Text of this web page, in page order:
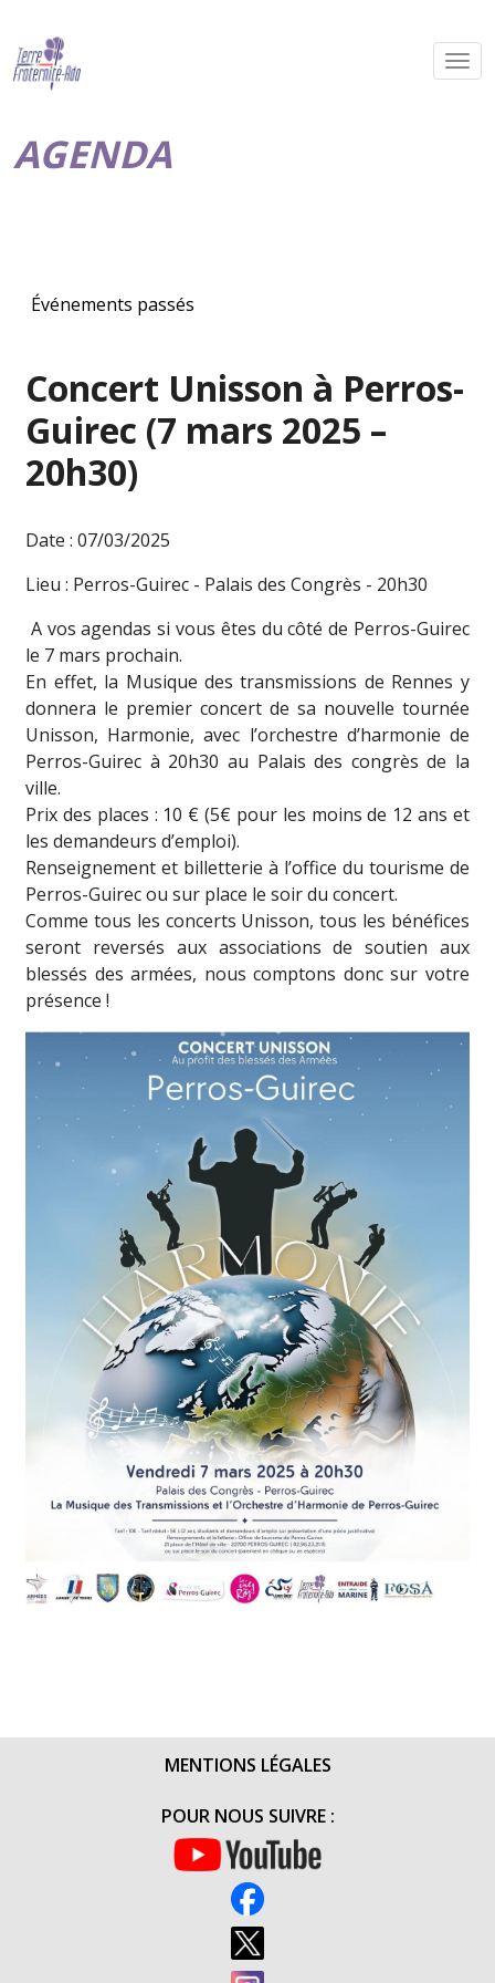
AGENDA
Événements passés
Concert Unisson à Perros-
Guirec (7 mars 2025 –
20h30)
Date : 07/03/2025
Lieu : Perros-Guirec - Palais des Congrès - 20h30
A vos agendas si vous êtes du côté de Perros-Guirec
le 7 mars prochain.
En effet, la Musique des transmissions de Rennes y
donnera le premier concert de sa nouvelle tournée
Unisson, Harmonie, avec l’orchestre d’harmonie de
Perros-Guirec à 20h30 au Palais des congrès de la
ville.
Prix des places : 10 € (5€ pour les moins de 12 ans et
les demandeurs d’emploi).
Renseignement et billetterie à l’office du tourisme de
Perros-Guirec ou sur place le soir du concert.
Comme tous les concerts Unisson, tous les bénéfices
seront reversés aux associations de soutien aux
blessés des armées, nous comptons donc sur votre
présence !
MENTIONS LÉGALES
POUR NOUS SUIVRE :